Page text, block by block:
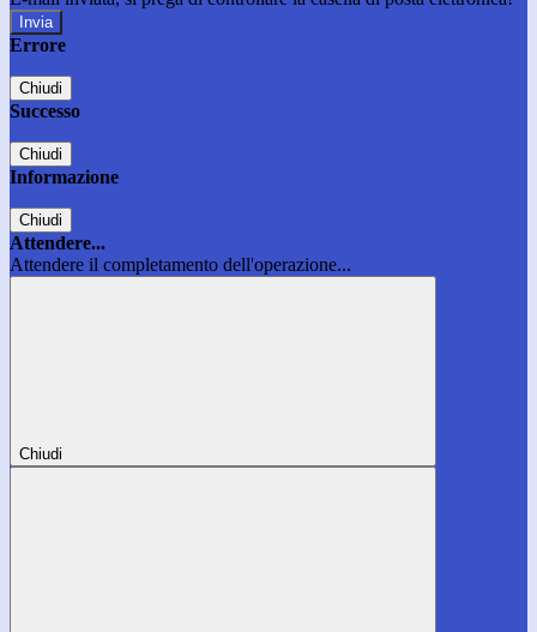
Errore
Chiudi
Successo
Chiudi
Informazione
Chiudi
Attendere...
Attendere il completamento dell'operazione...
Chiudi